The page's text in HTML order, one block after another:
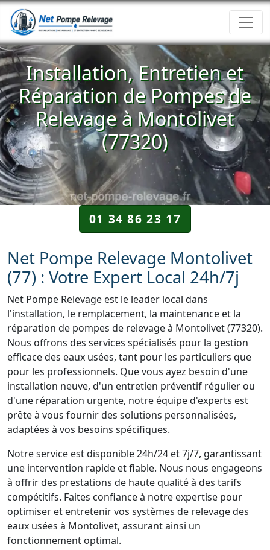
Installation, Entretien et
Réparation de Pompes de
Relevage à Montolivet
(77320)
01 34 86 23 17
Net Pompe Relevage Montolivet
(77) : Votre Expert Local 24h/7j
Net Pompe Relevage est le leader local dans
l'installation, le remplacement, la maintenance et la
réparation de pompes de relevage à Montolivet (77320).
Nous offrons des services spécialisés pour la gestion
efficace des eaux usées, tant pour les particuliers que
pour les professionnels. Que vous ayez besoin d'une
installation neuve, d'un entretien préventif régulier ou
d'une réparation urgente, notre équipe d'experts est
prête à vous fournir des solutions personnalisées,
adaptées à vos besoins spécifiques.
Notre service est disponible 24h/24 et 7j/7, garantissant
une intervention rapide et fiable. Nous nous engageons
à offrir des prestations de haute qualité à des tarifs
compétitifs. Faites confiance à notre expertise pour
optimiser et entretenir vos systèmes de relevage des
eaux usées à Montolivet, assurant ainsi un
fonctionnement optimal.